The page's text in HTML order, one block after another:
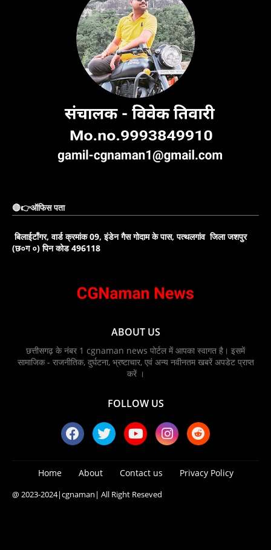
🔴👉ऑफिस पता
बिलाईटाँगर, वार्ड क्रमांक 09, इंडेन गैस गोदाम के पास, पत्थलगांव जिला जशपुर
(छ०ग ०) पिन कोड 496118
ABOUT US
छत्तीसगढ़ के नंबर 1 cgnaman news पोर्टल में आपका स्वागत है। इसमें
सामाजिक - राजनीतिक, दुर्घटना, भ्रष्टाचार, एवं अन्य नवीनतम खबरें अपडेट प्राप्त
करें ।
FOLLOW US
Home About Contact us Privacy Policy
@ 2023-2024|cgnaman| All Right Reseved